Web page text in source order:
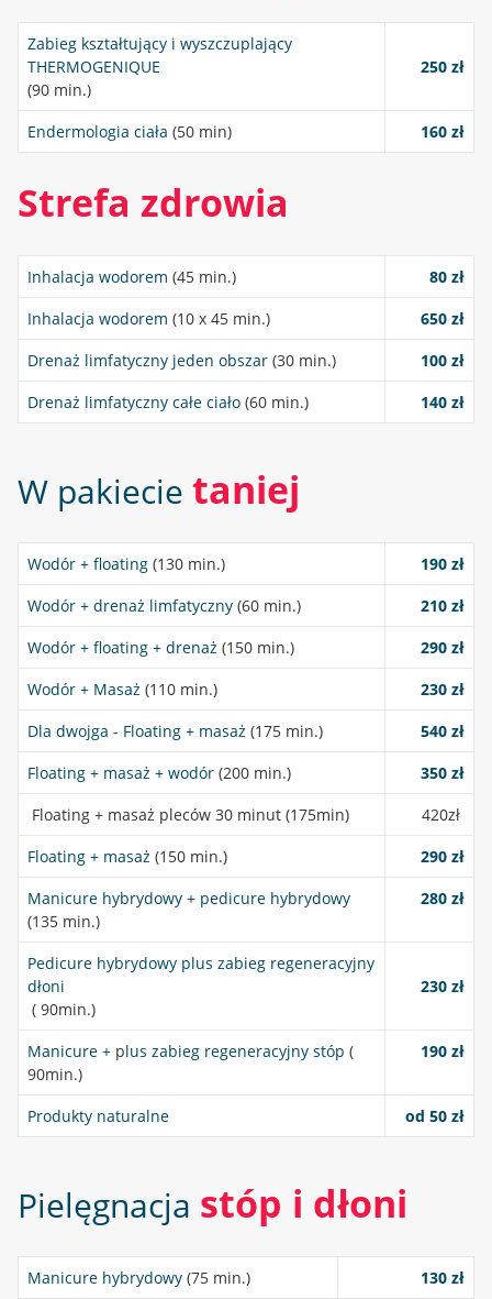
Zabieg kształtujący i wyszczuplający
THERMOGENIQUE
(90 min.)
250 zł
Endermologia ciała (50 min) 160 zł
Strefa zdrowia
Inhalacja wodorem (45 min.)
80 zł
Inhalacja wodorem (10 x 45 min.)
650 zł
Drenaż limfatyczny jeden obszar (30 min.)
100 zł
Drenaż limfatyczny całe ciało (60 min.) 140 zł
W pakiecie taniej
Wodór + floating (130 min.)
190 zł
Wodór + drenaż limfatyczny (60 min.)
210 zł
Wodór + floating + drenaż (150 min.)
290 zł
Wodór + Masaż (110 min.)
230 zł
Dla dwojga - Floating + masaż (175 min.)
540 zł
Floating + masaż + wodór (200 min.)
350 zł
Floating + masaż pleców 30 minut (175min)
420zł
Floating + masaż (150 min.)
290 zł
Manicure hybrydowy + pedicure hybrydowy
(135 min.)
280 zł
Pedicure hybrydowy plus zabieg regeneracyjny
dłoni
( 90min.)
230 zł
Manicure + plus zabieg regeneracyjny stóp (
90min.)
190 zł
Produkty naturalne od 50 zł
Pielęgnacja stóp i dłoni
Manicure hybrydowy (75 min.)
130 zł